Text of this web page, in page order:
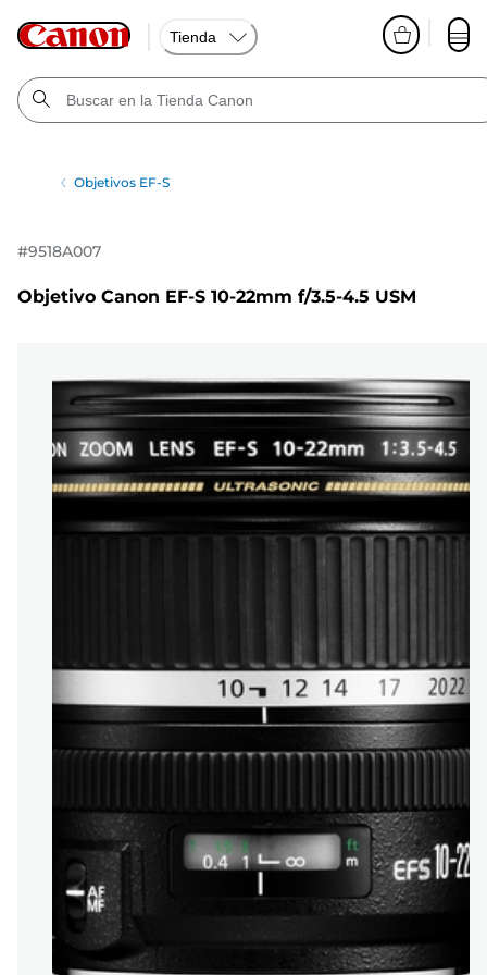
Tienda
Objetivos EF-S
#9518A007
Objetivo Canon EF-S 10-22mm f/3.5-4.5 USM